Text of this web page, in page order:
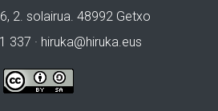
2. solairua. 48992 Getxo
337 · hiruka@hiruka.eus